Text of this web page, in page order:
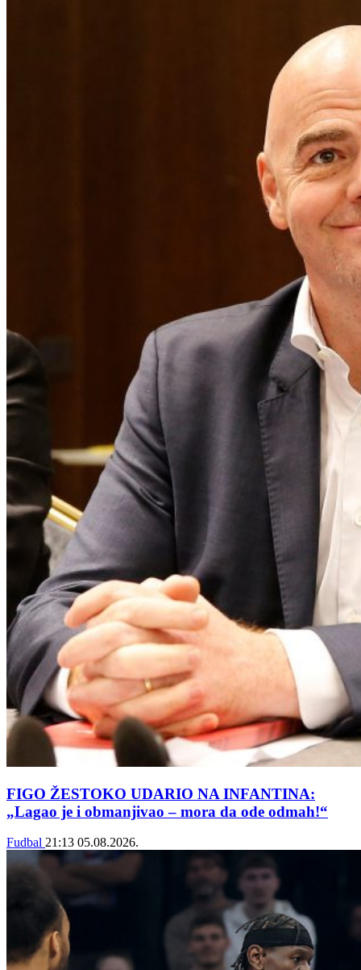
FIGO ŽESTOKO UDARIO NA INFANTINA:
„Lagao je i obmanjivao – mora da ode odmah!“
Fudbal 21:13 05.08.2026.